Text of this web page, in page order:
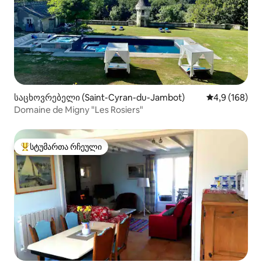
საცხოვრებელი (Saint-Cyran-du-Jambot) საშუალო
4,9 (168)
Domaine de Migny "Les Rosiers"
სტუმართა რჩეული მოწინავე ვარიანტი
სტუმართა რჩეული